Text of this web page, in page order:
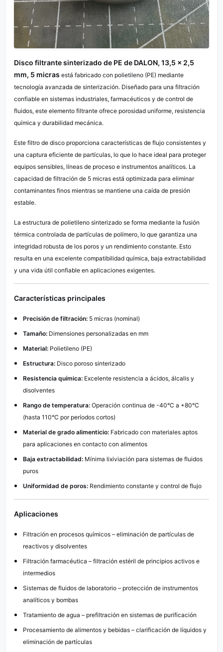
Disco filtrante sinterizado de PE de DALON, 13,5 × 2,5
mm, 5 micras está fabricado con polietileno (PE) mediante
tecnología avanzada de sinterización. Diseñado para una filtración
confiable en sistemas industriales, farmacéuticos y de control de
fluidos, este elemento filtrante ofrece porosidad uniforme, resistencia
química y durabilidad mecánica.
Este filtro de disco proporciona características de flujo consistentes y
una captura eficiente de partículas, lo que lo hace ideal para proteger
equipos sensibles, líneas de proceso e instrumentos analíticos. La
capacidad de filtración de 5 micras está optimizada para eliminar
contaminantes finos mientras se mantiene una caída de presión
estable.
La estructura de polietileno sinterizado se forma mediante la fusión
térmica controlada de partículas de polímero, lo que garantiza una
integridad robusta de los poros y un rendimiento constante. Esto
resulta en una excelente compatibilidad química, baja extractabilidad
y una vida útil confiable en aplicaciones exigentes.
Características principales
Precisión de filtración: 5 micras (nominal)
Tamaño: Dimensiones personalizadas en mm
Material: Polietileno (PE)
Estructura: Disco poroso sinterizado
Resistencia química: Excelente resistencia a ácidos, álcalis y
disolventes
Rango de temperatura: Operación continua de -40°C a +80°C
(hasta 110°C por períodos cortos)
Material de grado alimenticio: Fabricado con materiales aptos
para aplicaciones en contacto con alimentos
Baja extractabilidad: Mínima lixiviación para sistemas de fluidos
puros
Uniformidad de poros: Rendimiento constante y control de flujo
Aplicaciones
Filtración en procesos químicos – eliminación de partículas de
reactivos y disolventes
Filtración farmacéutica – filtración estéril de principios activos e
intermedios
Sistemas de fluidos de laboratorio – protección de instrumentos
analíticos y bombas
Tratamiento de agua – prefiltración en sistemas de purificación
Procesamiento de alimentos y bebidas – clarificación de líquidos y
eliminación de partículas